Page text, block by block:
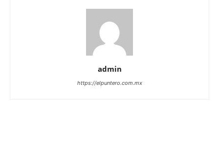
admin
https://elpuntero.com.mx